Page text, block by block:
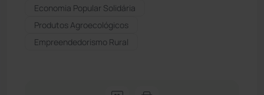
Economia Popular Solidária
Produtos Agroecológicos
Empreendedorismo Rural